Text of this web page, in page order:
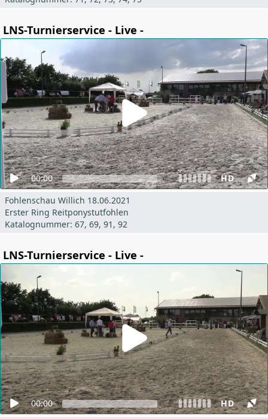
LNS-Turnierservice - Live -
00:00
HD
Fohlenschau Willich 18.06.2021
Erster Ring Reitponystutfohlen
Katalognummer: 67, 69, 91, 92
LNS-Turnierservice - Live -
00:00
HD